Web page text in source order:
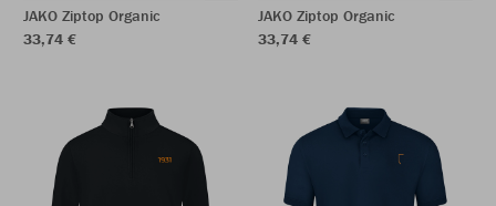
JAKO Ziptop Organic
33,74 €
JAKO Ziptop Organic
33,74 €